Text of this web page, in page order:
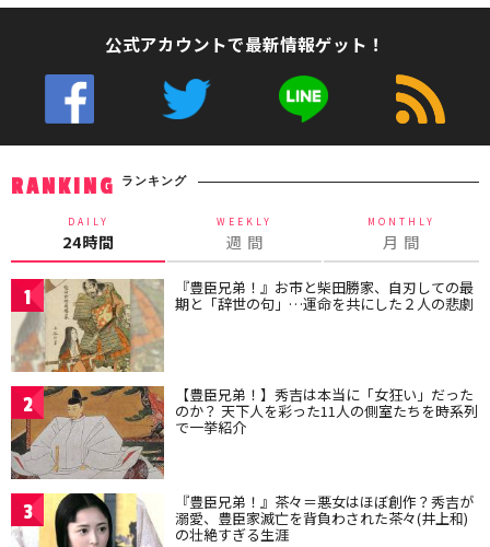
公式アカウントで最新情報ゲット！
RANKING ランキング
DAILY
24時間
WEEKLY
週 間
MONTHLY
月 間
1 『豊臣兄弟！』お市と柴田勝家、自刃しての最
期と「辞世の句」…運命を共にした２人の悲劇
2 【豊臣兄弟！】秀吉は本当に「女狂い」だった
のか？ 天下人を彩った11人の側室たちを時系列
で一挙紹介
3 『豊臣兄弟！』茶々＝悪女はほぼ創作？秀吉が
溺愛、豊臣家滅亡を背負わされた茶々(井上和)
の壮絶すぎる生涯